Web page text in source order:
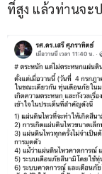
ที่สูง แล้วท่านจะ